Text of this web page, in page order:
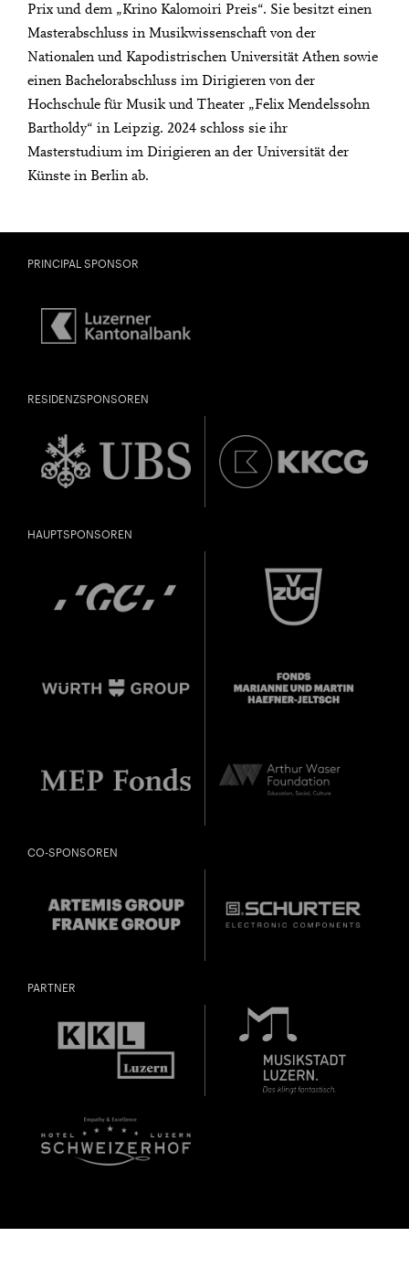
Prix und dem „Krino Kalomoiri Preis“. Sie besitzt einen
Masterabschluss in Musikwissenschaft von der
Nationalen und Kapodistrischen Universität Athen sowie
einen Bachelorabschluss im Dirigieren von der
Hochschule für Musik und Theater „Felix Mendelssohn
Bartholdy“ in Leipzig. 2024 schloss sie ihr
Masterstudium im Dirigieren an der Universität der
Künste in Berlin ab.
PRINCIPAL SPONSOR
RESIDENZSPONSOREN
HAUPTSPONSOREN
CO-SPONSOREN
PARTNER